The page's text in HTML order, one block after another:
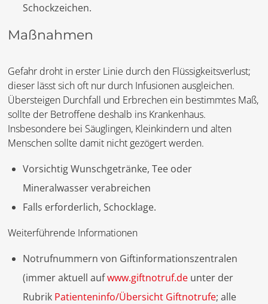
Schockzeichen.
Maßnahmen
Gefahr droht in erster Linie durch den Flüssigkeitsverlust;
dieser lässt sich oft nur durch Infusionen ausgleichen.
Übersteigen Durchfall und Erbrechen ein bestimmtes Maß,
sollte der Betroffene deshalb ins Krankenhaus.
Insbesondere bei Säuglingen, Kleinkindern und alten
Menschen sollte damit nicht gezögert werden.
Vorsichtig Wunschgetränke, Tee oder
Mineralwasser verabreichen
Falls erforderlich, Schocklage.
Weiterführende Informationen
Notrufnummern von Giftinformationszentralen
(immer aktuell aufwww.giftnotruf.de unter der
Rubrik Patienteninfo/Übersicht Giftnotrufe; alle